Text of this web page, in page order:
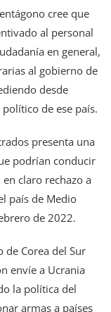
cree que
al personal
en general,
al gobierno de
desde
de ese país.
presenta una
podrían conducir
claro rechazo a
país de Medio
de 2022.
de Corea del Sur
envíe a Ucrania
la política del
armas a países